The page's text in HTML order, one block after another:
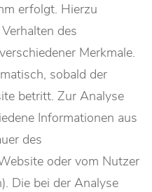
erfolgt. Hierzu
des
Merkmale.
sobald der
betritt. Zur Analyse
Informationen aus
des
oder vom Nutzer
Die bei der Analyse